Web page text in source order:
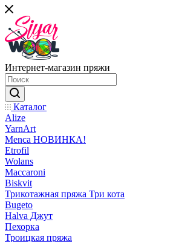
Интернет-магазин пряжи
Каталог
Alize
YarnArt
Menca НОВИНКА!
Etrofil
Wolans
Maccaroni
Biskvit
Трикотажная пряжа Три кота
Bugeto
Halva Джут
Пехорка
Троицкая пряжа